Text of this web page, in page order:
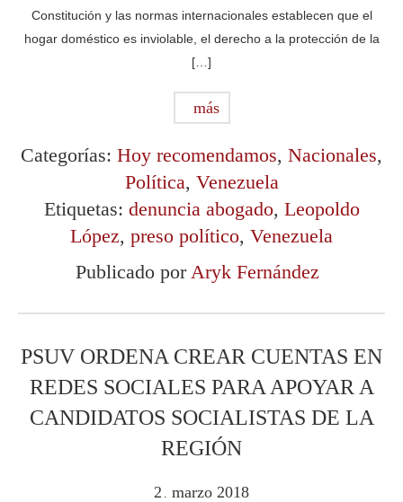
Constitución y las normas internacionales establecen que el
hogar doméstico es inviolable, el derecho a la protección de la
[…]
más
Categorías: Hoy recomendamos, Nacionales,
Política, Venezuela
Etiquetas: denuncia abogado, Leopoldo
López, preso político, Venezuela
Publicado por Aryk Fernández
PSUV ORDENA CREAR CUENTAS EN
REDES SOCIALES PARA APOYAR A
CANDIDATOS SOCIALISTAS DE LA
REGIÓN
2 marzo 2018